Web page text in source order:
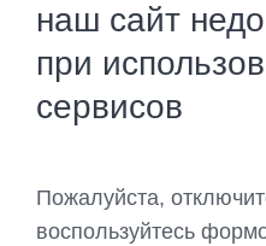
наш сайт
при
сервисов
Пожалуйста,
воспользуйтесь